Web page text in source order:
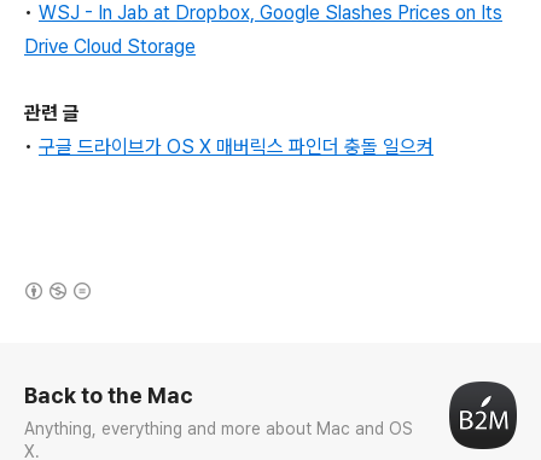
• WSJ - In Jab at Dropbox, Google Slashes Prices on Its
Drive Cloud Storage
관련 글
• 구글 드라이브가 OS X 매버릭스 파인더 충돌 일으켜
Back to the Mac
Anything, everything and more about Mac and OS
X.